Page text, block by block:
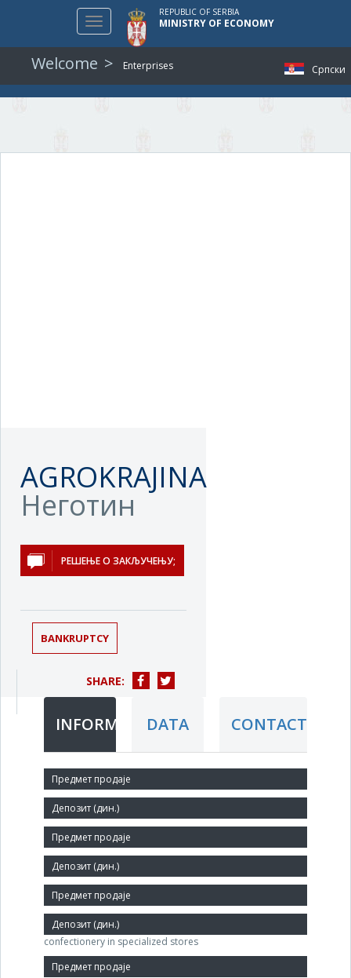
Српски
Toggle
navigation
REPUBLIC OF SERBIA
MINISTRY OF ECONOMY
Welcome Enterprises
AGROKRAJINA
Неготин
РЕШЕЊЕ О ЗАКЉУЧЕЊУ;
BANKRUPTCY
SHARE:
INFORMATIONDATA CONTACT
Short title:
AGROKRAJINA
Legal status:
ULS
Core activity:
Retail sale of bread, cakes, flour confectionery and sugar
confectionery in specialized stores
Identification Number: